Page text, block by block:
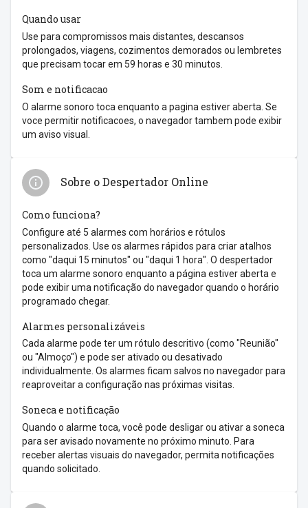
Quando usar
Use para compromissos mais distantes, descansos
prolongados, viagens, cozimentos demorados ou lembretes
que precisam tocar em 59 horas e 30 minutos.
Som e notificacao
O alarme sonoro toca enquanto a pagina estiver aberta. Se
voce permitir notificacoes, o navegador tambem pode exibir
um aviso visual.
Sobre o Despertador Online
Como funciona?
Configure até 5 alarmes com horários e rótulos
personalizados. Use os alarmes rápidos para criar atalhos
como "daqui 15 minutos" ou "daqui 1 hora". O despertador
toca um alarme sonoro enquanto a página estiver aberta e
pode exibir uma notificação do navegador quando o horário
programado chegar.
Alarmes personalizáveis
Cada alarme pode ter um rótulo descritivo (como "Reunião"
ou "Almoço") e pode ser ativado ou desativado
individualmente. Os alarmes ficam salvos no navegador para
reaproveitar a configuração nas próximas visitas.
Soneca e notificação
Quando o alarme toca, você pode desligar ou ativar a soneca
para ser avisado novamente no próximo minuto. Para
receber alertas visuais do navegador, permita notificações
quando solicitado.